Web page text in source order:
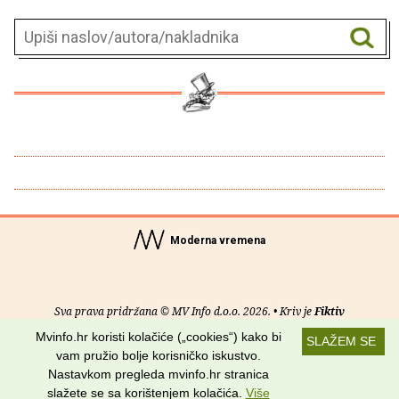
Moderna vremena
Sva prava pridržana © MV Info d.o.o. 2026. • Kriv jeFiktiv
O nama• Pomoć• Uvjeti korištenja•RSS kanali
Potraži nas na:
SLAŽEM SE
Mvinfo.hr koristi kolačiće („cookies“) kako bi
vam pružio bolje korisničko iskustvo.
Nastavkom pregleda mvinfo.hr stranica
slažete se sa korištenjem kolačića. Više